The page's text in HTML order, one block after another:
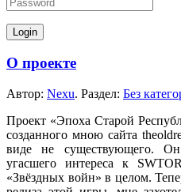
О проекте
Автор: Nexu. Раздел: Без
Проект «Эпоха Старой
созданного мною сайта
видене существующего.
угасшего интереса к SWTOR
«Звёздных войн» в целом.